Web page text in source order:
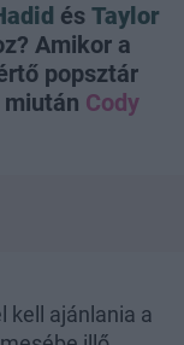
és Taylor
Amikor a
popsztár
miután Cody
kell ajánlania a